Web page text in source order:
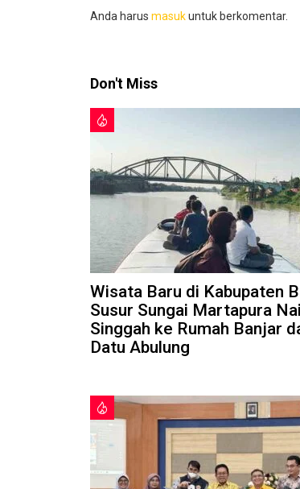
Anda harus masukuntuk berkomentar.
Don't Miss
Wisata Baru di Kabupaten
Susur Sungai Martapura
Singgah ke Rumah Banjar
Datu Abulung